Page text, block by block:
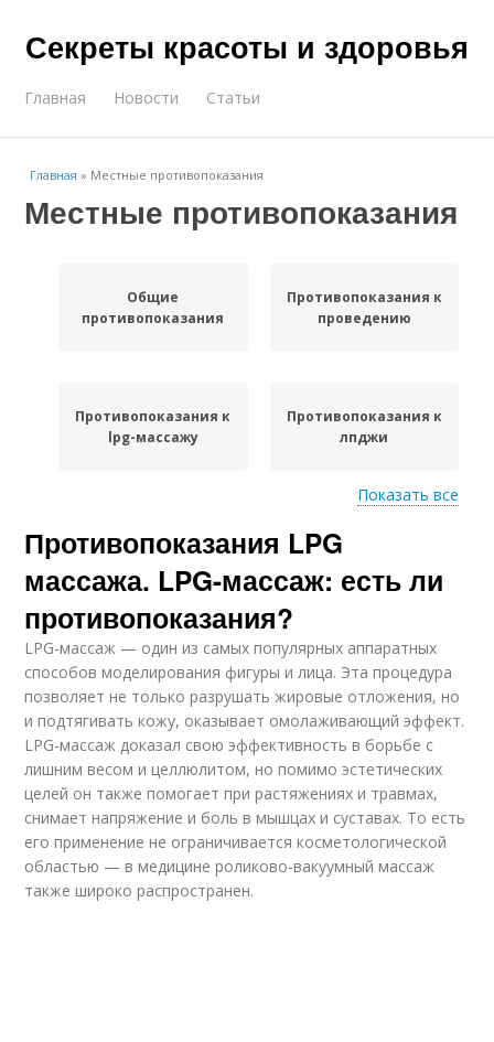
Секреты красоты и здоровья
Главная Новости Статьи
Главная » Местные противопоказания
Местные противопоказания
Общие
противопоказания
Противопоказания к
проведению
Противопоказания к
lpg-массажу
Противопоказания к
лпджи
Противопоказания по
отдельным видам
Показать все
Противопоказания LPG
массажа. LPG-массаж: есть ли
противопоказания?
LPG-массаж — один из самых популярных аппаратных
способов моделирования фигуры и лица. Эта процедура
позволяет не только разрушать жировые отложения, но
и подтягивать кожу, оказывает омолаживающий эффект.
LPG-массаж доказал свою эффективность в борьбе с
лишним весом и целлюлитом, но помимо эстетических
целей он также помогает при растяжениях и травмах,
снимает напряжение и боль в мышцах и суставах. То есть
его применение не ограничивается косметологической
областью — в медицине роликово-вакуумный массаж
также широко распространен.